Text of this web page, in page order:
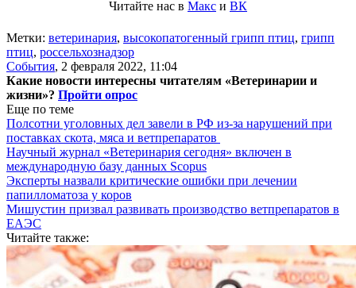
Читайте нас в Макс и ВК
Метки: ветеринария, высокопатогенный грипп птиц, грипп
птиц, россельхознадзор
События, 2 февраля 2022, 11:04
Какие новости интересны читателям «Ветеринарии и
жизни»? Пройти опрос
Еще по теме
Полсотни уголовных дел завели в РФ из-за нарушений при
поставках скота, мяса и ветпрепаратов
Научный журнал «Ветеринария сегодня» включен в
международную базу данных Scopus
Эксперты назвали критические ошибки при лечении
папилломатоза у коров
Мишустин призвал развивать производство ветпрепаратов в
ЕАЭС
Читайте также: